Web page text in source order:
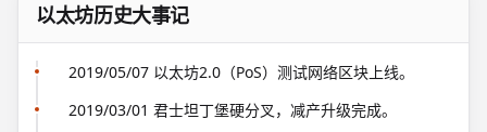
以太坊历史大事记
2019/05/07 以太坊2.0（PoS）测试网络区块上线。
2019/03/01 君士坦丁堡硬分叉，减产升级完成。